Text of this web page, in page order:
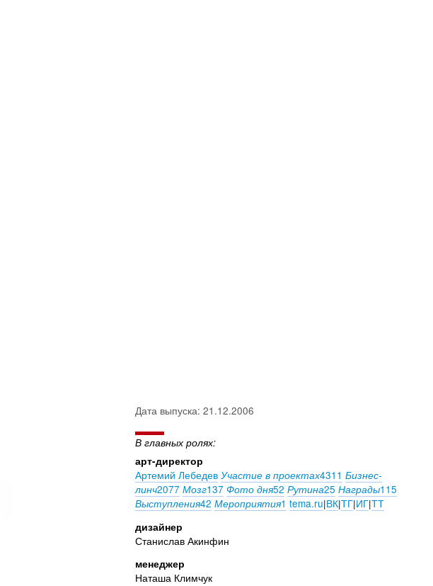
Дата выпуска: 21.12.2006
В главных ролях:
арт-директор
Артемий Лебедев Участие в проектах4311 Бизнес-
линч2077 Мозг137 Фото дня52 Рутина25 Награды115
Выступления42 Мероприятия1 tema.ru|ВК|ТГ|ИГ|ТТ
дизайнер
Станислав Акинфин
менеджер
Наташа Климчук